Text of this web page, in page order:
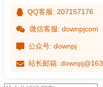
QQ客服: 207157176
微信客服: downpjcom
公众号: downpj
站长邮箱: